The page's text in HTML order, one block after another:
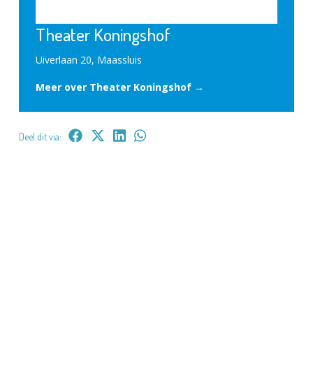
Theater Koningshof
Uiverlaan 20, Maassluis
Meer over Theater Koningshof →
Deel dit via: